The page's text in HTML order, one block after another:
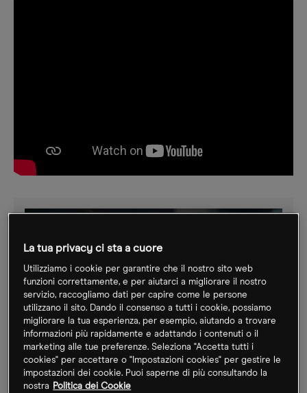
Studio sul dato Nonfarm payroll
La tua privacy ci sta a cuore
Utilizziamo i cookie per garantire che il nostro sito web
funzioni correttamente, e per aiutarci a migliorare il nostro
servizio, raccogliamo dati per capire come le persone
utilizzano il sito. Dando il consenso a tutti i cookie, possiamo
migliorare la tua esperienza, per esempio, aiutando a trovare
informazioni più rapidamente e adattando i contenuti o il
marketing alle tue preferenze. Seleziona "Accetta tutti i
cookies" per accettare o "Impostazioni cookies" per gestire le
impostazioni dei cookie. Puoi saperne di più consultando la
nostra Politica dei Cookie